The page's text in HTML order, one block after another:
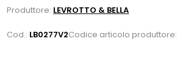
Produttore: LEVROTTO & BELLA
Cod.: LB0277V2Codice articolo produttore: